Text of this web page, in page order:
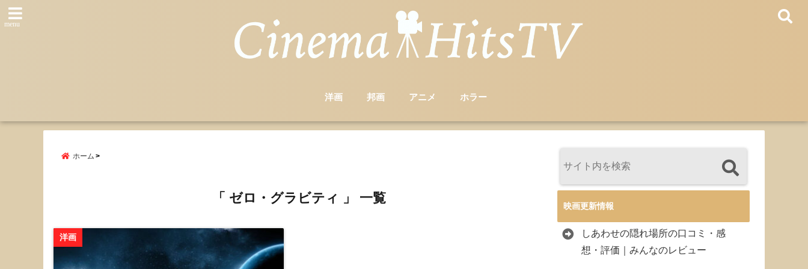
menu
洋画 邦画 アニメ ホラー
ホーム
「 ゼロ・グラビティ 」 一覧
洋画
映画更新情報
しあわせの隠れ場所の口コミ・感
想・評価｜みんなのレビュー